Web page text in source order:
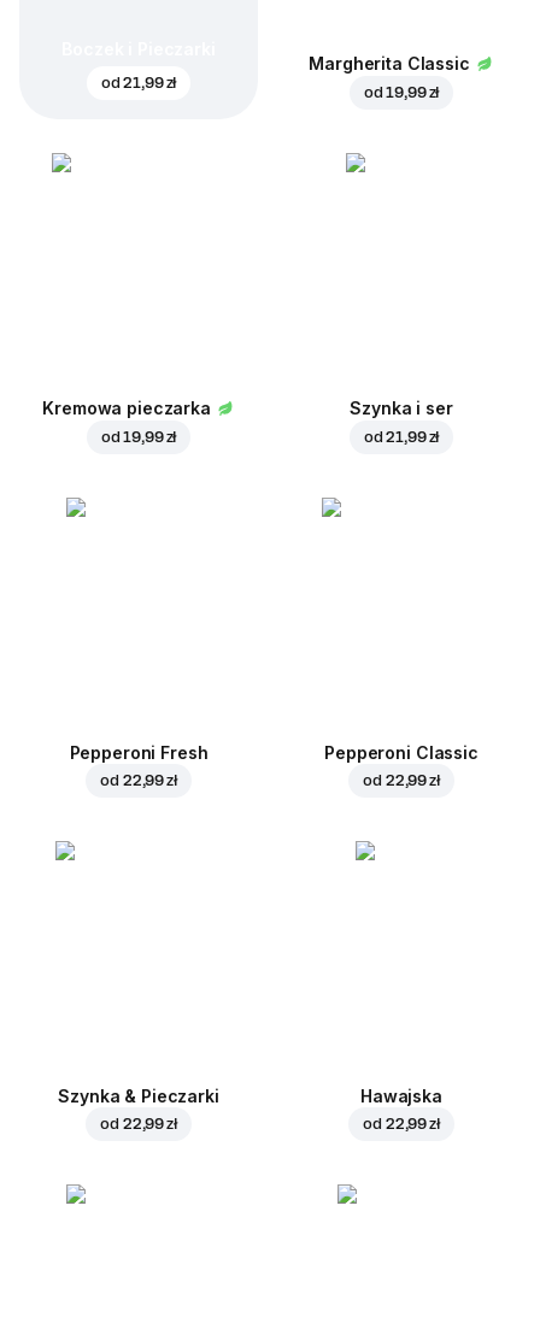
od21,99 zł
Margherita Classic
od19,99 zł
Kremowa pieczarka
od19,99 zł
Szynka i ser
od21,99 zł
Pepperoni Fresh
od 22,99 zł
Pepperoni Classic
od 22,99 zł
Szynka & Pieczarki
od 22,99 zł
Hawajska
od 22,99 zł